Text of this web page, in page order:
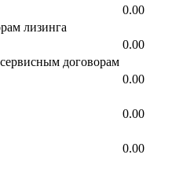
0.00
лизинга
0.00
договорам
0.00
0.00
0.00